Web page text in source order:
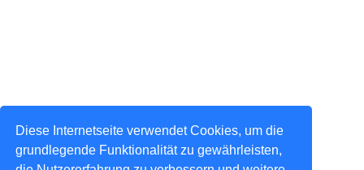
Diese Internetseite verwendet Cookies, um die
grundlegende Funktionalität zu gewährleisten,